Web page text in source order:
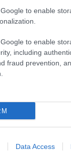
to enable
to enable
including
fraud prevention,
Data Access